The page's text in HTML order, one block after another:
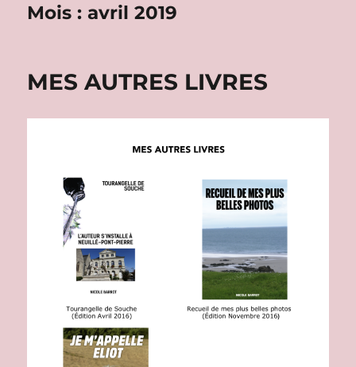
Mois :avril 2019
MES AUTRES LIVRES